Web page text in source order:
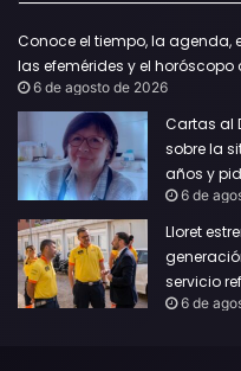
Conoce el tiempo, la agenda,
las efemérides y el horóscopo
6 de agosto de 2026
Cartas al
sobre la
años y
6 de
Lloret
servicio
6 de